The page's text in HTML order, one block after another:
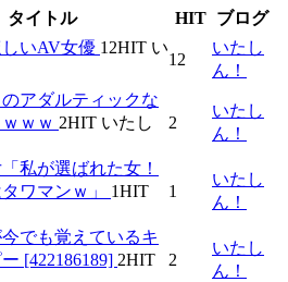
タイトル HIT
ブログ
いAV女優 12HIT い
12
いたし
ん！
のアダルティックな
ｗｗ 2HIT いたし
2
いたし
ん！
「私が選ばれた女！
ワマンｗ」 1HIT
1
いたし
ん！
でも覚えているキ
[422186189] 2HIT
2
いたし
ん！